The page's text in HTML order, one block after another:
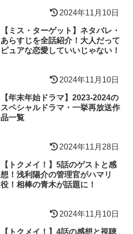
2024年11月10日
【ミス・ターゲット】ネタバレ・
あらすじを全話紹介！大人だって
ピュアな恋愛していいじゃない！
2024年11月10日
【年末年始ドラマ】2023-2024の
スペシャルドラマ・一挙再放送作
品一覧
2024年11月28日
【トクメイ！】5話のゲストと感
想！浅利陽介の管理官がハマリ
役！相棒の青木が話題に！
2024年11月10日
【トクメイ！】4話の感想と視聴